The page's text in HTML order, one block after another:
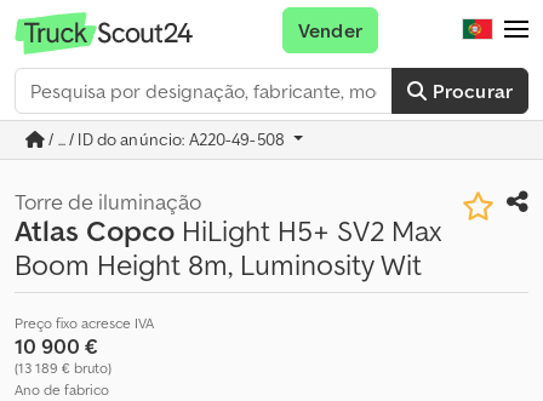
Procurar
Vender
/ ... / ID do anúncio: A220-49-508
Torre de iluminação
Atlas Copco HiLight H5+ SV2 Max
Boom Height 8m, Luminosity Wit
Preço fixo acresce IVA
10 900 €
(13 189 € bruto)
Ano de fabrico